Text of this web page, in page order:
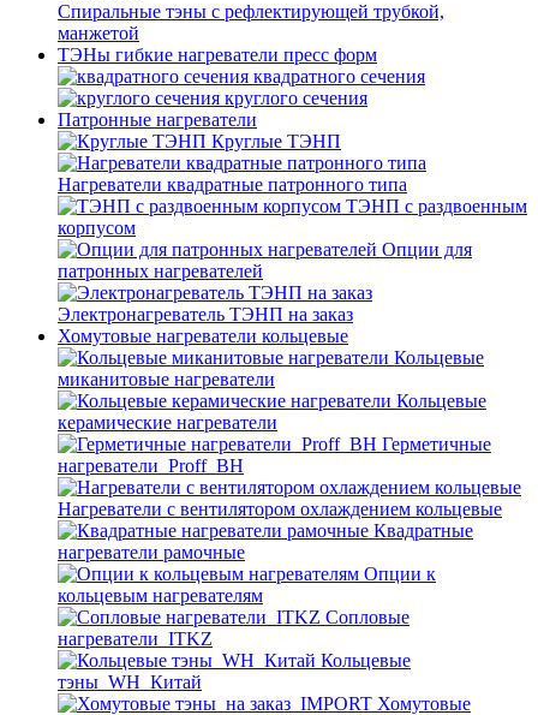
Спиральные тэны с рефлектирующей трубкой,
манжетой
ТЭНы гибкие нагреватели пресс форм
квадратного сечения
круглого сечения
Патронные нагреватели
Круглые ТЭНП
Нагреватели квадратные патронного типа
ТЭНП с раздвоенным
корпусом
Опции для
патронных нагревателей
Электронагреватель ТЭНП на заказ
Хомутовые нагреватели кольцевые
Кольцевые
миканитовые нагреватели
Кольцевые
керамические нагреватели
Герметичные
нагреватели_Proff_BH
Нагреватели с вентилятором охлаждением кольцевые
Квадратные
нагреватели рамочные
Опции к
кольцевым нагревателям
Cопловые
нагреватели_ITKZ
Кольцевые
тэны_WH_Китай
Хомутовые